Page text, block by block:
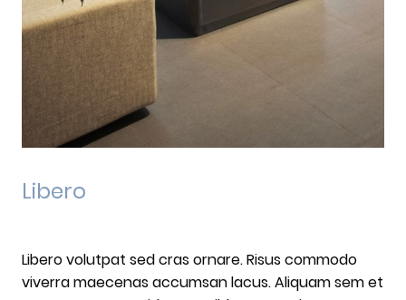
Libero
Libero volutpat sed cras ornare. Risus commodo
viverra maecenas accumsan lacus. Aliquam sem et